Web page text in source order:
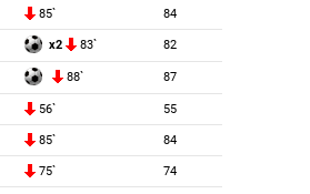
85` 84
x2 83` 82
88` 87
56` 55
85` 84
75` 74